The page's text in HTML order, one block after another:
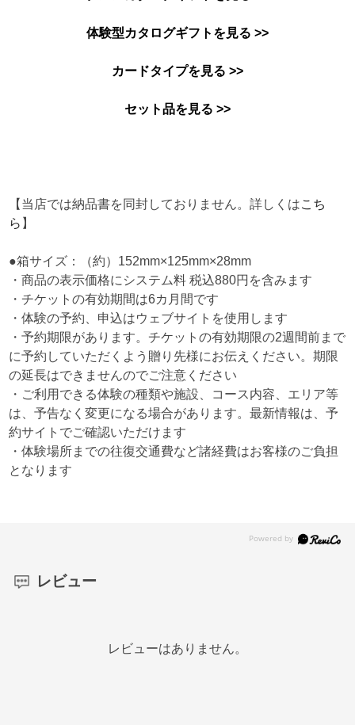
体験型カタログギフトを見る >>
カードタイプを見る >>
セット品を見る >>
【当店では納品書を同封しておりません。詳しくはこち
ら 】
●箱サイズ：（約）152mm×125mm×28mm
・商品の表示価格にシステム料 税込880円を含みます
・チケットの有効期間は6カ月間です
・体験の予約、申込はウェブサイトを使用します
・予約期限があります。チケットの有効期限の2週間前まで
に予約していただくよう贈り先様にお伝えください。期限
の延長はできませんのでご注意ください
・ご利用できる体験の種類や施設、コース内容、エリア等
は、予告なく変更になる場合があります。最新情報は、予
約サイトでご確認いただけます
・体験場所までの往復交通費など諸経費はお客様のご負担
となります
レビュー
レビューはありません。